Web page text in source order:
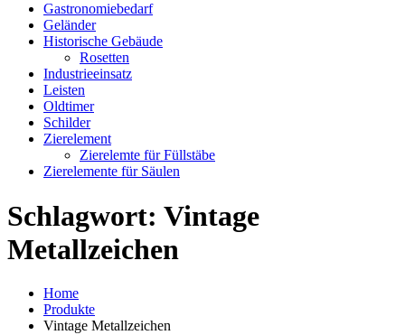
Gastronomiebedarf
Geländer
Historische Gebäude
Rosetten
Industrieeinsatz
Leisten
Oldtimer
Schilder
Zierelement
Zierelemte für Füllstäbe
Zierelemente für Säulen
Schlagwort: Vintage
Metallzeichen
Home
Produkte
Vintage Metallzeichen